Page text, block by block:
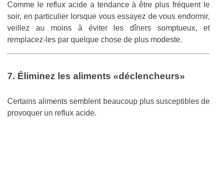
Comme le reflux acide a tendance à être plus fréquent le
soir, en particulier lorsque vous essayez de vous endormir,
veillez au moins à éviter les dîners somptueux, et
remplacez-les par quelque chose de plus modeste.
7. Éliminez les aliments «déclencheurs»
Certains aliments semblent beaucoup plus susceptibles de
provoquer un reflux acide.